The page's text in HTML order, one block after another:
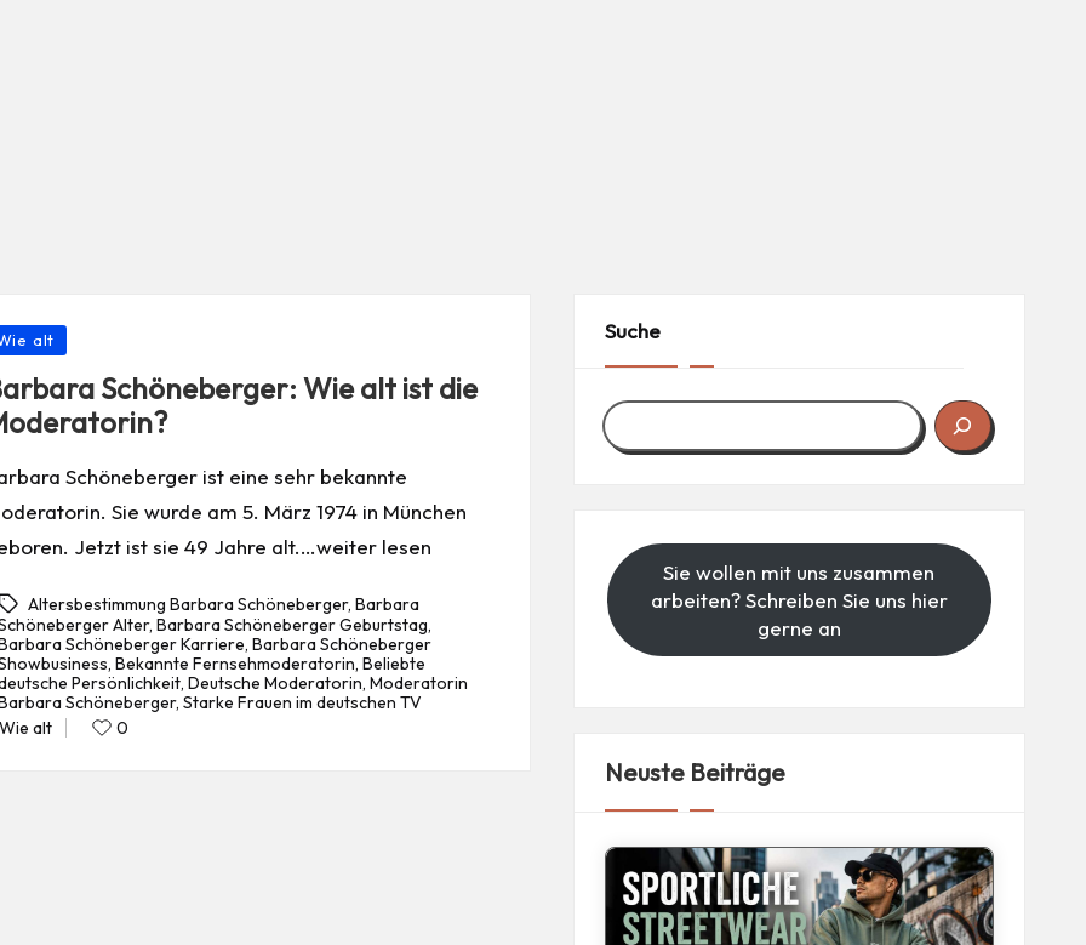
alt
Schöneberger: Wie alt ist die
Schöneberger ist eine sehr bekannte
Sie wurde am 5. März 1974 in München
Jetzt ist sie 49 Jahre alt.…weiter lesen
Altersbestimmung Barbara Schöneberger,Barbara
Alter, Barbara Schöneberger Geburtstag,
Schöneberger Karriere, Barbara Schöneberger
, Bekannte Fernsehmoderatorin, Beliebte
Persönlichkeit, Deutsche Moderatorin, Moderatorin
Schöneberger, Starke Frauen im deutschen TV
alt 0
Suche
Sie wollen mit uns zusammen
arbeiten? Schreiben Sie uns hier
gerne an
Neuste Beiträge